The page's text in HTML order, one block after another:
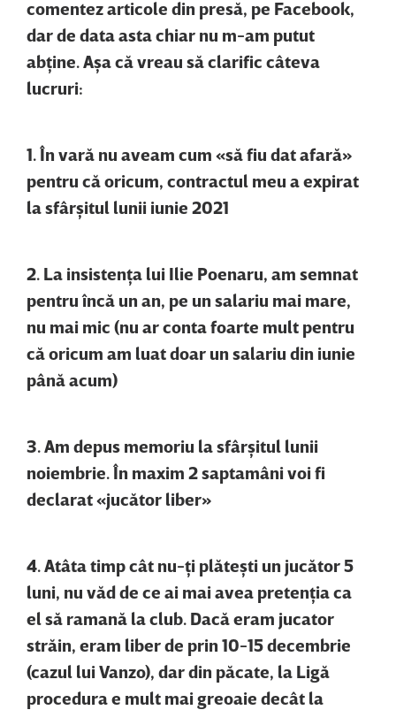
comentez articole din presă, pe Facebook,
dar de data asta chiar nu m-am putut
abţine. Aşa că vreau să clarific câteva
lucruri:
1. În vară nu aveam cum «să fiu dat afară»
pentru că oricum, contractul meu a expirat
la sfârşitul lunii iunie 2021
2. La insistenţa lui Ilie Poenaru, am semnat
pentru încă un an, pe un salariu mai mare,
nu mai mic (nu ar conta foarte mult pentru
că oricum am luat doar un salariu din iunie
până acum)
3. Am depus memoriu la sfârşitul lunii
noiembrie. În maxim 2 saptamâni voi fi
declarat «jucător liber»
4. Atâta timp cât nu-ţi plăteşti un jucător 5
luni, nu văd de ce ai mai avea pretenţia ca
el să ramană la club. Dacă eram jucator
străin, eram liber de prin 10-15 decembrie
(cazul lui Vanzo), dar din păcate, la Ligă
procedura e mult mai greoaie decât la